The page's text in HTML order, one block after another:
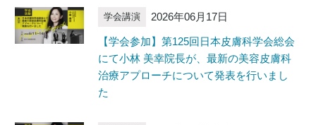
学会講演 2026年06月17日
【学会参加】第125回日本皮膚科学会総会
にて小林 美幸院長が、最新の美容皮膚科
治療アプローチについて発表を行いまし
た